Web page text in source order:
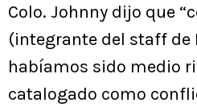
Colo. Johnny dijo que
(integrante del staff de
habíamos sido medio
catalogado como